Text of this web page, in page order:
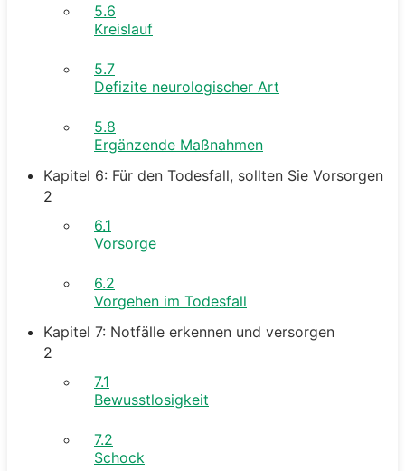
5.6
Kreislauf
5.7
Defizite neurologischer Art
5.8
Ergänzende Maßnahmen
Kapitel 6: Für den Todesfall, sollten Sie Vorsorgen
2
6.1
Vorsorge
6.2
Vorgehen im Todesfall
Kapitel 7: Notfälle erkennen und versorgen
2
7.1
Bewusstlosigkeit
7.2
Schock